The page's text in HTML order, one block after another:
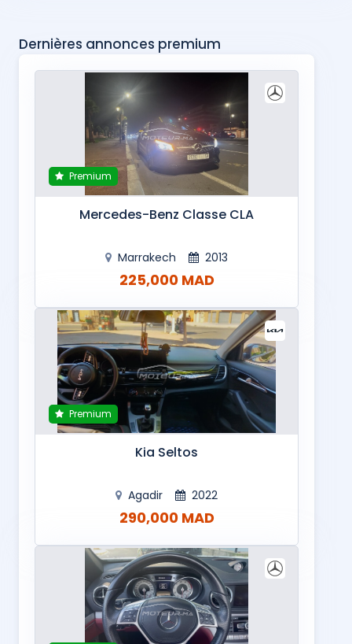
Dernières annonces premium
Premium
Mercedes-Benz Classe CLA
Marrakech 2013
225,000 MAD
Premium
Kia Seltos
Agadir 2022
290,000 MAD